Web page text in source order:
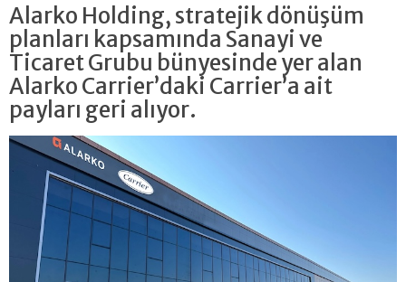
Alarko Holding, stratejik dönüşüm
planları kapsamında Sanayi ve
Ticaret Grubu bünyesinde yer alan
Alarko Carrier’daki Carrier’a ait
payları geri alıyor.